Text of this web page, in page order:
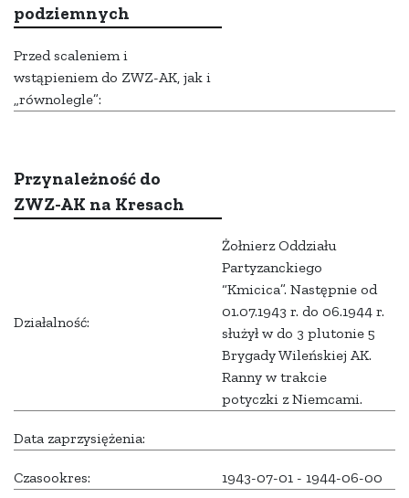
podziemnych
Przed scaleniem i
wstąpieniem do ZWZ-AK, jak i
„równolegle”:
Przynależność do
ZWZ-AK na Kresach
Działalność:
Żołnierz Oddziału
Partyzanckiego
“Kmicica”. Następnie od
01.07.1943 r. do 06.1944 r.
służył w do 3 plutonie 5
Brygady Wileńskiej AK.
Ranny w trakcie
potyczki z Niemcami.
Data zaprzysiężenia:
Czasookres: 1943-07-01 - 1944-06-00